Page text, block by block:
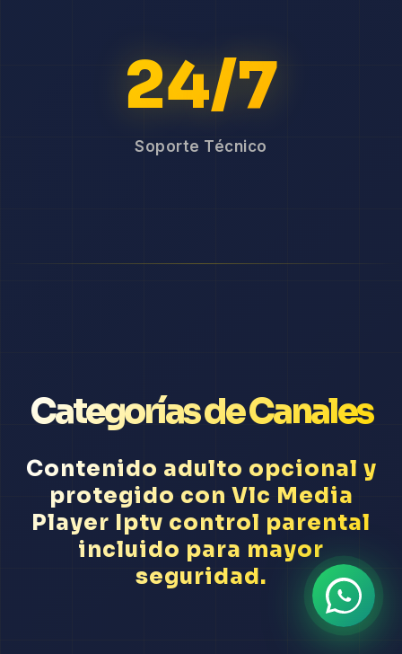
24/7
Soporte Técnico
Categorías de Canales
Contenido adulto opcional y
protegido con Vlc Media
Player Iptv control parental
incluido para mayor
seguridad.